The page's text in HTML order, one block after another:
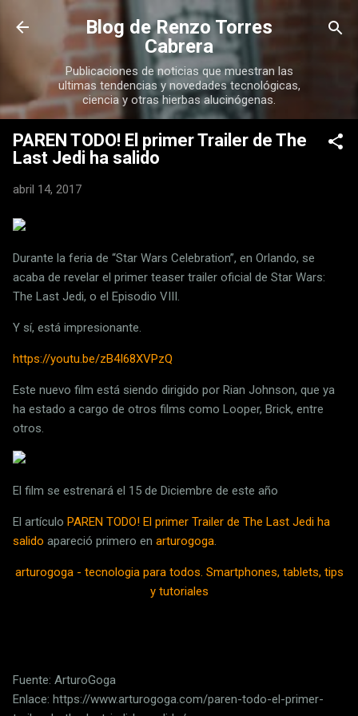
Ir al contenido principal
Blog de Renzo Torres
Cabrera
Publicaciones de noticias que muestran las
ultimas tendencias y novedades tecnológicas,
ciencia y otras hierbas alucinógenas.
PAREN TODO! El primer Trailer de The
Last Jedi ha salido
abril 14, 2017
Durante la feria de “Star Wars Celebration”, en Orlando, se
acaba de revelar el primer teaser trailer oficial de Star Wars:
The Last Jedi, o el Episodio VIII.
Y sí, está impresionante.
https://youtu.be/zB4I68XVPzQ
Este nuevo film está siendo dirigido por Rian Johnson, que ya
ha estado a cargo de otros films como Looper, Brick, entre
otros.
El film se estrenará el 15 de Diciembre de este año
El artículo PAREN TODO! El primer Trailer de The Last Jedi ha
salido apareció primero en arturogoga
arturogoga - tecnologia para todos. Smartphones, tablets, tips
y tutoriales
Fuente: ArturoGoga
Enlace: https://www.arturogoga.com/paren-todo-el-primer-